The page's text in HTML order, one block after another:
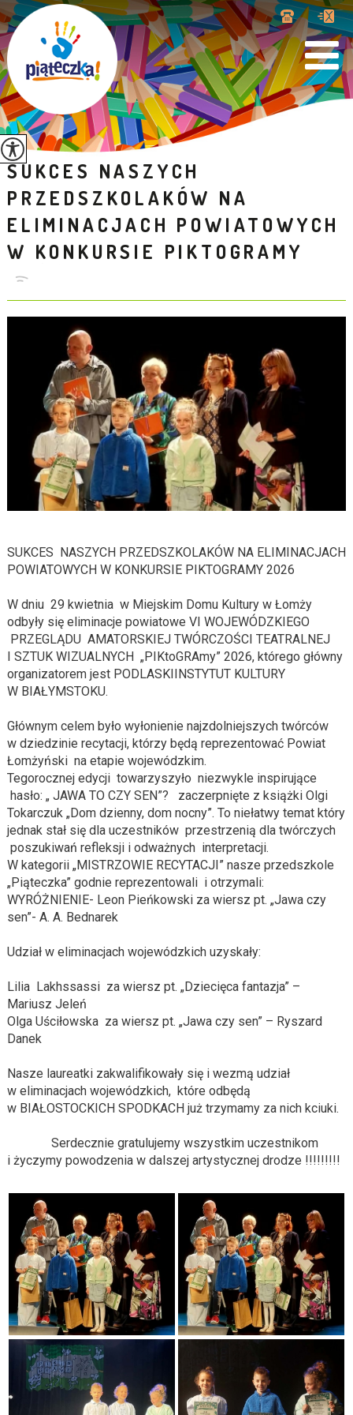
SUKCES NASZYCH
PRZEDSZKOLAKÓW NA
ELIMINACJACH POWIATOWYCH
W KONKURSIE PIKTOGRAMY
SUKCES NASZYCH PRZEDSZKOLAKÓW NA ELIMINACJACH
POWIATOWYCH W KONKURSIE PIKTOGRAMY 2026
W dniu 29 kwietnia w Miejskim Domu Kultury w Łomży
odbyły się eliminacje powiatowe VI WOJEWÓDZKIEGO
PRZEGLĄDU AMATORSKIEJ TWÓRCZOŚCI TEATRALNEJ
I SZTUK WIZUALNYCH „PIKtoGRAmy” 2026, którego główny
organizatorem jest PODLASKI
INSTYTUT KULTURY
W BIAŁYMSTOKU.
Głównym celem było wyłonienie najzdolniejszych twórców
w dziedzinie recytacji, którzy będą reprezentować Powiat
Łomżyński na etapie wojewódzkim.
Tegorocznej edycji towarzyszyło niezwykle inspirujące
hasło: „JAWA TO CZY SEN”? zaczerpnięte z książki Olgi
Tokarczuk „Dom dzienny, dom nocny”. To niełatwy temat który
jednak stał się dla uczestników przestrzenią dla twórczych
poszukiwań refleksji i odważnych interpretacji.
W kategorii „MISTRZOWIE RECYTACJI” nasze przedszkole
„Piąteczka” godnie reprezentowali i otrzymali:
WYRÓŻNIENIE- Leon Pieńkowski za wiersz pt. „Jawa czy
sen”- A. A. Bednarek
Udział w eliminacjach wojewódzkich uzyskały:
Lilia Lakhssassiza wiersz pt. „Dziecięca fantazja” –
Mariusz Jeleń
Olga Uściłowskaza wiersz pt. „Jawa czy sen” – Ryszard
Danek
Nasze laureatki zakwalifikowały się i wezmą udział
w eliminacjach wojewódzkich, które odbędą
w BIAŁOSTOCKICH SPODKACH już trzymamy za nich kciuki.
Serdecznie gratulujemy wszystkim uczestnikom
i życzymy powodzeniaw dalszej artystycznej drodze !!!!!!!!!